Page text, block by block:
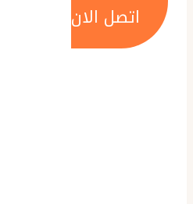
اتصل الان